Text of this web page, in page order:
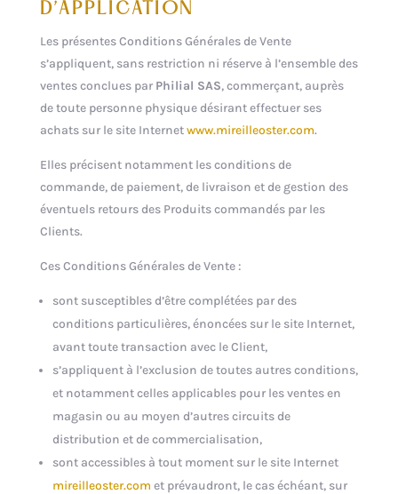
D’APPLICATION
Les présentes Conditions Générales de Vente
s’appliquent, sans restriction ni réserve à l’ensemble des
ventes conclues par Philial SAS, commerçant, auprès
de toute personne physique désirant effectuer ses
achats sur le site Internetwww.mireilleoster.com.
Elles précisent notamment les conditions de
commande, de paiement, de livraison et de gestion des
éventuels retours des Produits commandés par les
Clients.
Ces Conditions Générales de Vente :
sont susceptibles d’être complétées par des
conditions particulières, énoncées sur le site Internet,
avant toute transaction avec le Client,
s’appliquent à l’exclusion de toutes autres conditions,
et notamment celles applicables pour les ventes en
magasin ou au moyen d’autres circuits de
distribution et de commercialisation,
sont accessibles à tout moment sur le site Internet
mireilleoster.com et prévaudront, le cas échéant, sur